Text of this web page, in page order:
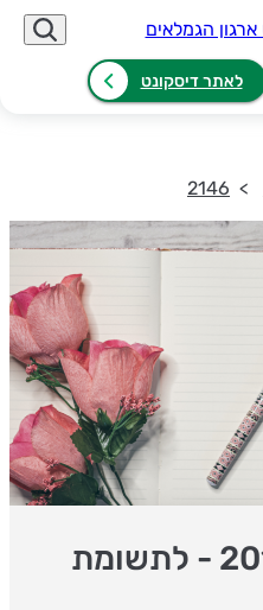
לאתר דיסקונט
2146
חוזר חודש מאי 2018 - לתשומת